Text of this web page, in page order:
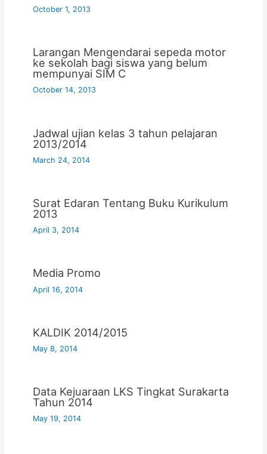
October 1, 2013
Larangan Mengendarai sepeda motor
ke sekolah bagi siswa yang belum
mempunyai SIM C
October 14, 2013
Jadwal ujian kelas 3 tahun pelajaran
2013/2014
March 24, 2014
Surat Edaran Tentang Buku Kurikulum
2013
April 3, 2014
Media Promo
April 16, 2014
KALDIK 2014/2015
May 8, 2014
Data Kejuaraan LKS Tingkat Surakarta
Tahun 2014
May 19, 2014